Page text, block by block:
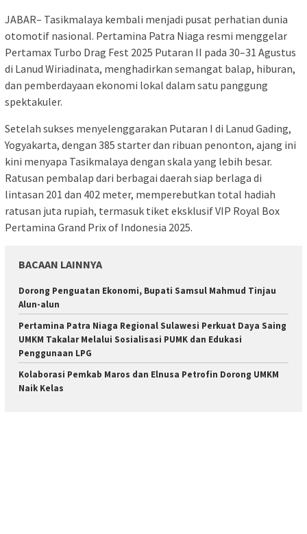
JABAR– Tasikmalaya kembali menjadi pusat perhatian dunia
otomotif nasional. Pertamina Patra Niaga resmi menggelar
Pertamax Turbo Drag Fest 2025 Putaran II pada 30–31 Agustus
di Lanud Wiriadinata, menghadirkan semangat balap, hiburan,
dan pemberdayaan ekonomi lokal dalam satu panggung
spektakuler.
Setelah sukses menyelenggarakan Putaran I di Lanud Gading,
Yogyakarta, dengan 385 starter dan ribuan penonton, ajang ini
kini menyapa Tasikmalaya dengan skala yang lebih besar.
Ratusan pembalap dari berbagai daerah siap berlaga di
lintasan 201 dan 402 meter, memperebutkan total hadiah
ratusan juta rupiah, termasuk tiket eksklusif VIP Royal Box
Pertamina Grand Prix of Indonesia 2025.
BACAAN LAINNYA
Dorong Penguatan Ekonomi, Bupati Samsul Mahmud Tinjau
Alun-alun
Pertamina Patra Niaga Regional Sulawesi Perkuat Daya Saing
UMKM Takalar Melalui Sosialisasi PUMK dan Edukasi
Penggunaan LPG
Kolaborasi Pemkab Maros dan Elnusa Petrofin Dorong UMKM
Naik Kelas